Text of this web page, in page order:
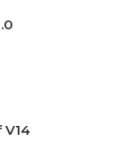
V14